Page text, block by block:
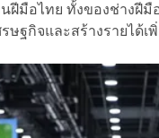
ฝีมือไทย ทั้งของช่างฝี
ฐกิจและสร้างรายได้เ